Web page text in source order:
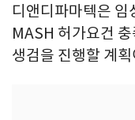
디앤디파마텍은 임
MASH 허가요건
생검을 진행할 계